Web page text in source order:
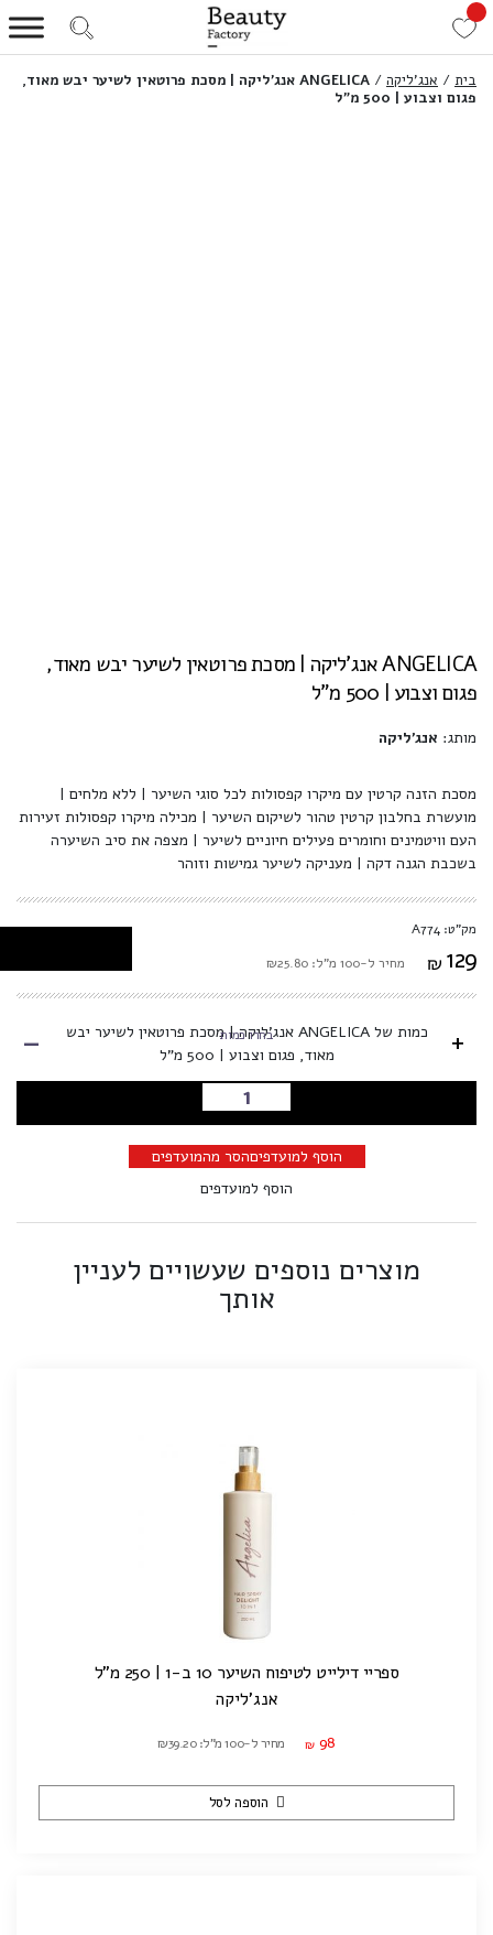
בית / אנג'ליקה /
ANGELICA אנג’ליקה | מסכת פרוטאין לשיער יבש מאוד,
פגום וצבוע | 500 מ”ל
ANGELICA אנג'ליקה | מסכת פרוטאין לשיער יבש מאוד,
פגום וצבוע | 500 מ"ל
מותג: אנג'ליקה
מסכת הזנה קרטין עם מיקרו קפסולות לכל סוגי השיער | ללא מלחים |
מועשרת בחלבון קרטין טהור לשיקום השיער | מכילה מיקרו קפסולות זעירות
העם וויטמינים וחומרים פעילים חיוניים לשיער | מצפה את סיב השיערה
בשכבת הגנה דקה | מעניקה לשיער גמישות וזוהר
מק"ט: A774
₪ 129 מחיר ל-100 מ"ל: ₪25.80
+
כמות של ANGELICA אנג'ליקה | מסכת פרוטאין לשיער יבש
מאוד, פגום וצבוע | 500 מ"ל
בחרו כמות -
הוספה לסל
הוסף למועדפיםהסר מהמועדפים
הוסף למועדפים
מוצרים נוספים שעשויים לעניין
אותך
ספריי דילייט לטיפוח השיער 10 ב-1 | 250 מ"ל
אנג'ליקה
₪ 98 מחיר ל-100 מ"ל: ₪39.20
הוספה לסל